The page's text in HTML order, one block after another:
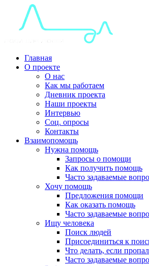
Главная
О проекте
О нас
Как мы работаем
Дневник проекта
Наши проекты
Интервью
Соц. опросы
Контакты
Взаимопомощь
Нужна помощь
Запросы о помощи
Как получить помощь
Часто задаваемые
Хочу помощь
Предложения помощи
Как оказать помощь
Часто задаваемые
Ищу человека
Поиск людей
Присоединиться к
Что делать, если
Часто задаваемые